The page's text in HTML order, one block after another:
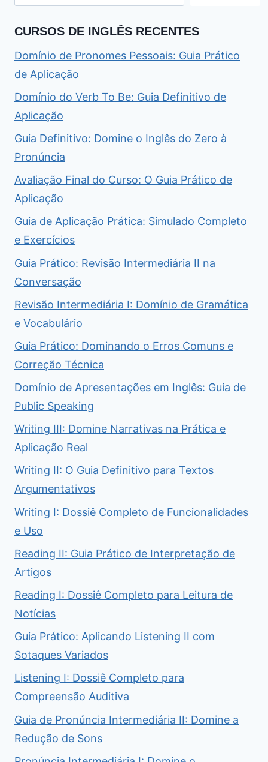
CURSOS DE INGLÊS RECENTES
Domínio de Pronomes Pessoais: Guia Prático
de Aplicação
Domínio do Verb To Be: Guia Definitivo de
Aplicação
Guia Definitivo: Domine o Inglês do Zero à
Pronúncia
Avaliação Final do Curso: O Guia Prático de
Aplicação
Guia de Aplicação Prática: Simulado Completo
e Exercícios
Guia Prático: Revisão Intermediária II na
Conversação
Revisão Intermediária I: Domínio de Gramática
e Vocabulário
Guia Prático: Dominando o Erros Comuns e
Correção Técnica
Domínio de Apresentações em Inglês: Guia de
Public Speaking
Writing III: Domine Narrativas na Prática e
Aplicação Real
Writing II: O Guia Definitivo para Textos
Argumentativos
Writing I: Dossiê Completo de Funcionalidades
e Uso
Reading II: Guia Prático de Interpretação de
Artigos
Reading I: Dossiê Completo para Leitura de
Notícias
Guia Prático: Aplicando Listening II com
Sotaques Variados
Listening I: Dossiê Completo para
Compreensão Auditiva
Guia de Pronúncia Intermediária II: Domine a
Redução de Sons